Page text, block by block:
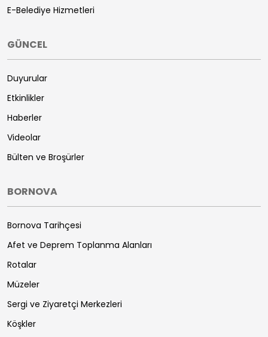
E-Belediye Hizmetleri
GÜNCEL
Duyurular
Etkinlikler
Haberler
Videolar
Bülten ve Broşürler
BORNOVA
Bornova Tarihçesi
Afet ve Deprem Toplanma Alanları
Rotalar
Müzeler
Sergi ve Ziyaretçi Merkezleri
Köşkler